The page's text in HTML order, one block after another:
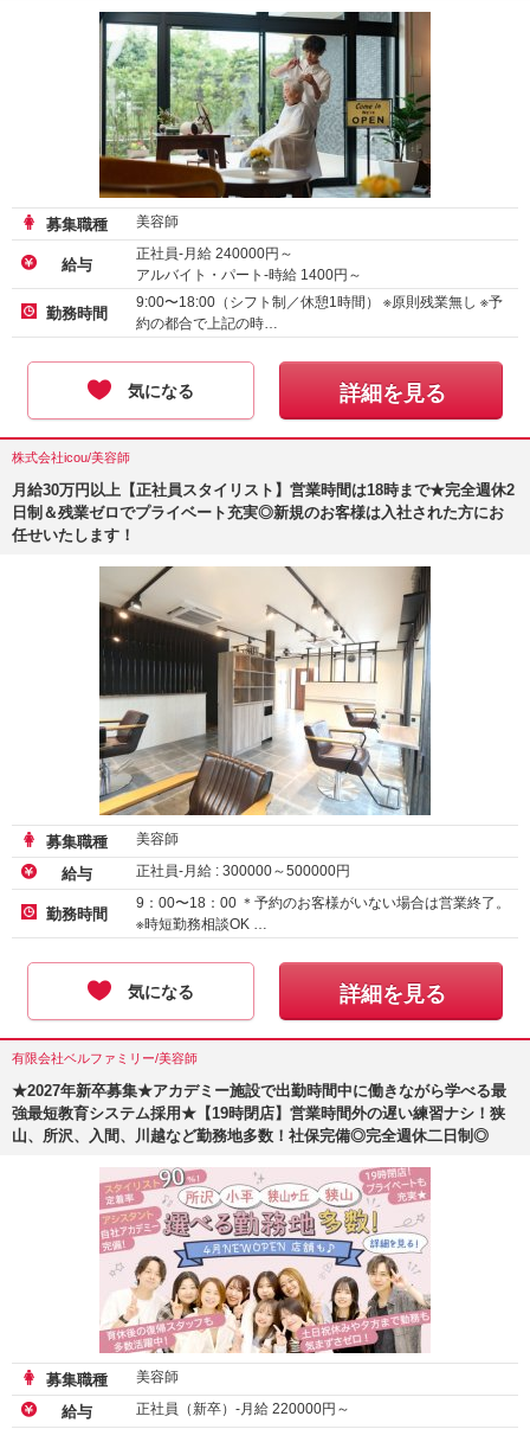
募集職種 美容師
給与
正社員-月給 240000円～
アルバイト・パート-時給 1400円～
勤務時間
9:00〜18:00（シフト制／休憩1時間） ※原則残業無し ※予
約の都合で上記の時…
気になる 詳細を見る
株式会社icou/美容師
月給30万円以上【正社員スタイリスト】営業時間は18時まで★完全週休2
日制＆残業ゼロでプライベート充実◎新規のお客様は入社された方にお
任せいたします！
募集職種 美容師
給与 正社員-月給 : 300000～500000円
勤務時間
9：00〜18：00 ＊予約のお客様がいない場合は営業終了。
※時短勤務相談OK …
気になる 詳細を見る
有限会社ベルファミリー/美容師
★2027年新卒募集★アカデミー施設で出勤時間中に働きながら学べる最
強最短教育システム採用★【19時閉店】営業時間外の遅い練習ナシ！狭
山、所沢、入間、川越など勤務地多数！社保完備◎完全週休二日制◎
募集職種 美容師
給与 正社員（新卒）-月給 220000円～